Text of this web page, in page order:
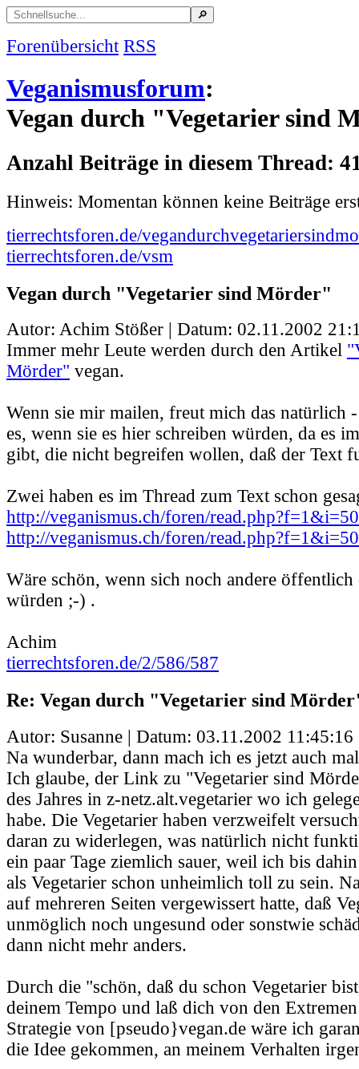
Forenübersicht RSS
Veganismusforum:
Vegan durch "Vegetarier sind
Anzahl Beiträge in diesem Thread:
Hinweis: Momentan können keine Beiträge
tierrechtsforen.de/
tierrechtsforen.de/vsm
Vegan durch "Vegetarier sind Mörder"
Autor: Achim Stößer | Datum: 02.11.2002
Immer mehr Leute werden durch den Artikel
Mörder" vegan.
Wenn sie mir mailen, freut mich das natürlich -
es, wenn sie es hier schreiben würden, da es
gibt, die nicht begreifen wollen, daß der Text
Zwei haben es im Thread zum Text schon
http://veganismus.ch/foren/
http://veganismus.ch/foren/
Wäre schön, wenn sich noch andere öffentlich
würden ;-) .
Achim
tierrechtsforen.de/2/586/587
Re: Vegan durch "Vegetarier sind
Autor: Susanne | Datum: 03.11.2002 11:45:16
Na wunderbar, dann mach ich es jetzt auch
Ich glaube, der Link zu "Vegetarier sind
des Jahres in z-netz.alt.vegetarier wo ich
habe. Die Vegetarier haben verzweifelt
daran zu widerlegen, was natürlich nicht
ein paar Tage ziemlich sauer, weil ich bis
als Vegetarier schon unheimlich toll zu sein.
auf mehreren Seiten vergewissert hatte, daß
unmöglich noch ungesund oder sonstwie
dann nicht mehr anders.
Durch die "schön, daß du schon Vegetarier
deinem Tempo und laß dich von den
Strategie von [pseudo}vegan.de wäre ich
die Idee gekommen, an meinem Verhalten